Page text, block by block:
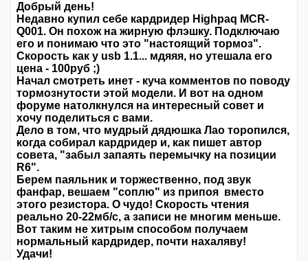
Добрый день!
Недавно купил себе кардридер Highpaq MCR-
Q001. Он похож на жирную флэшку. Подключаю
его и понимаю что это "настоящий тормоз".
Скорость как у usb 1.1... мдяяя, но утешала его
цена - 100руб ;)
Начал смотреть инет - куча комментов по поводу
тормознутости этой модели. И вот на одном
форуме натолкнулся на интересный совет и
хочу поделиться с вами.
Дело в том, что мудрый дядюшка Лао торопился,
когда собирал кардридер и, как пишет автор
совета, "забыл запаять перемычку на позиции
R6".
Берем паяльник и торжественно, под звук
фанфар, вешаем "соплю" из припоя вместо
этого резистора. О чудо! Скорость чтения
реально 20-22мб/с, а записи не многим меньше.
Вот таким не хитрым способом получаем
нормальный кардридер, почти нахаляву!
Удачи!